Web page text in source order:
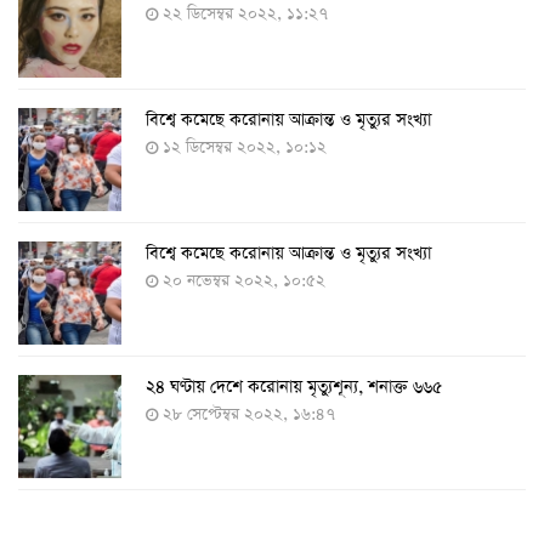
২২ ডিসেম্বর ২০২২, ১১:২৭
বিশ্বে কমেছে করোনায় আক্রান্ত ও মৃত্যুর সংখ্যা
১২ ডিসেম্বর ২০২২, ১০:১২
বিশ্বে কমেছে করোনায় আক্রান্ত ও মৃত্যুর সংখ্যা
২০ নভেম্বর ২০২২, ১০:৫২
২৪ ঘণ্টায় দেশে করোনায় মৃত্যুশূন্য, শনাক্ত ৬৬৫
২৮ সেপ্টেম্বর ২০২২, ১৬:৪৭